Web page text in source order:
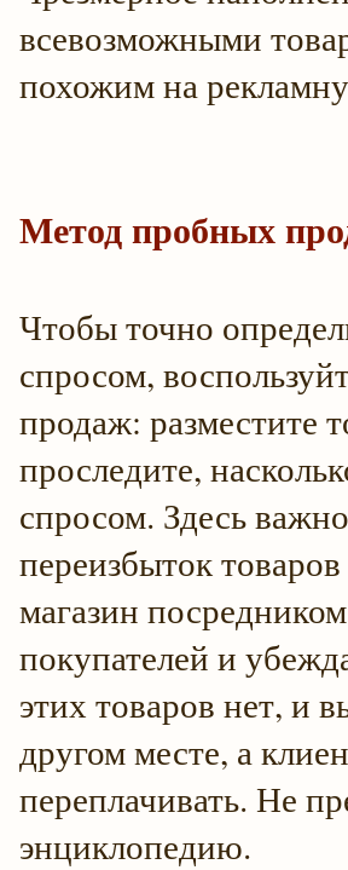
всевозможными
похожим на
Метод пробных
Чтобы точно
спросом,
продаж: разместите
проследите,
спросом. Здесь
переизбыток
магазин
покупателей и
этих товаров нет, и
другом месте, а
переплачивать. Не
энциклопедию.